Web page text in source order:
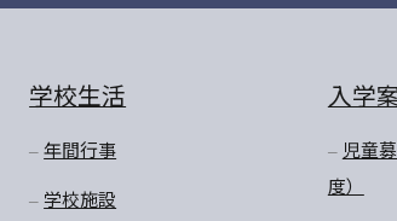
学校生活
年間行事
学校施設
入学
児童
度）